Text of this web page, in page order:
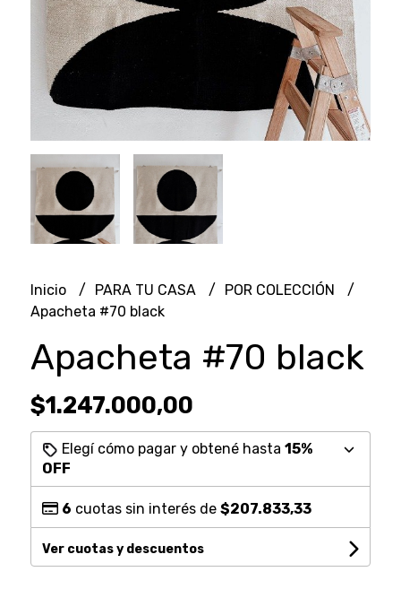
Inicio PARA TU CASA
POR COLECCIÓN
Apacheta #70 black
Apacheta #70 black
$1.247.000,00
Elegí cómo pagar y obtené hasta 15%
OFF
6 cuotas sin interés de $207.833,33
Ver cuotas y descuentos